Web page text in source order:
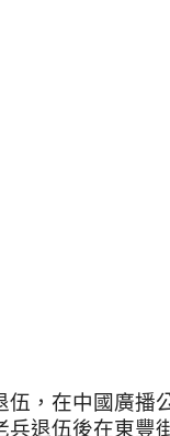
伍，在中國廣播
兵退伍後在東豐